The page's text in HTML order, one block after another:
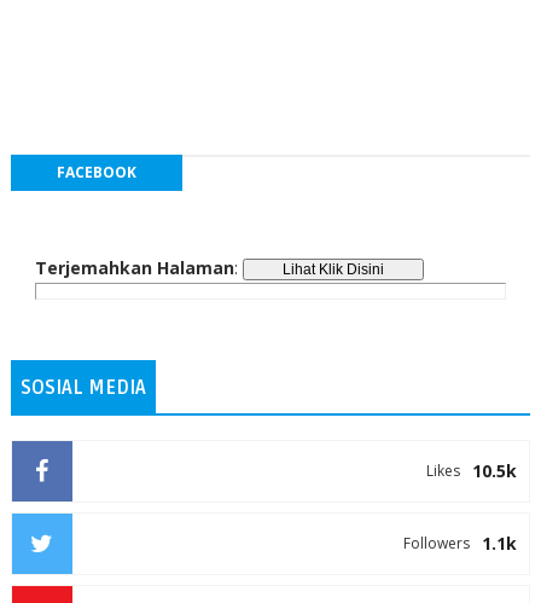
FACEBOOK
Terjemahkan Halaman:
SOSIAL MEDIA
10.5k
Likes
1.1k
Followers